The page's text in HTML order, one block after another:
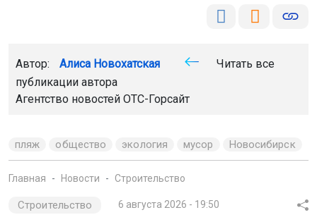
Автор: Алиса Новохатская
Читать все
публикации автора
Агентство новостей ОТС-Горсайт
пляж общество экология мусор Новосибирск
Главная Новости Строительство
Строительство 6 августа 2026 - 19:50